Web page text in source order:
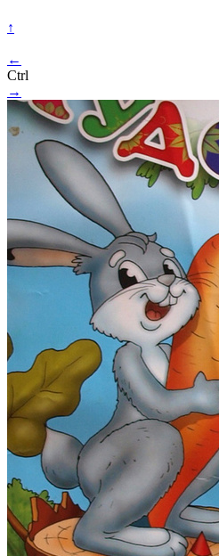
↑
←
Ctrl
→